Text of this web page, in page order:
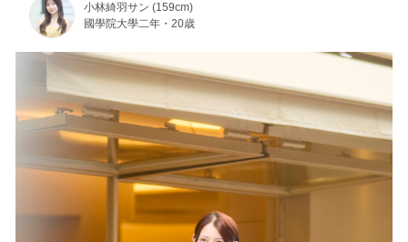
小林綺羽サン (159cm)
國學院大學二年・20歳